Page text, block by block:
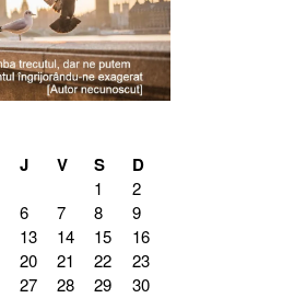
J V S D
1
2
6 7 8
9
13 14 15
16
20 21 22
23
27 28 29
30